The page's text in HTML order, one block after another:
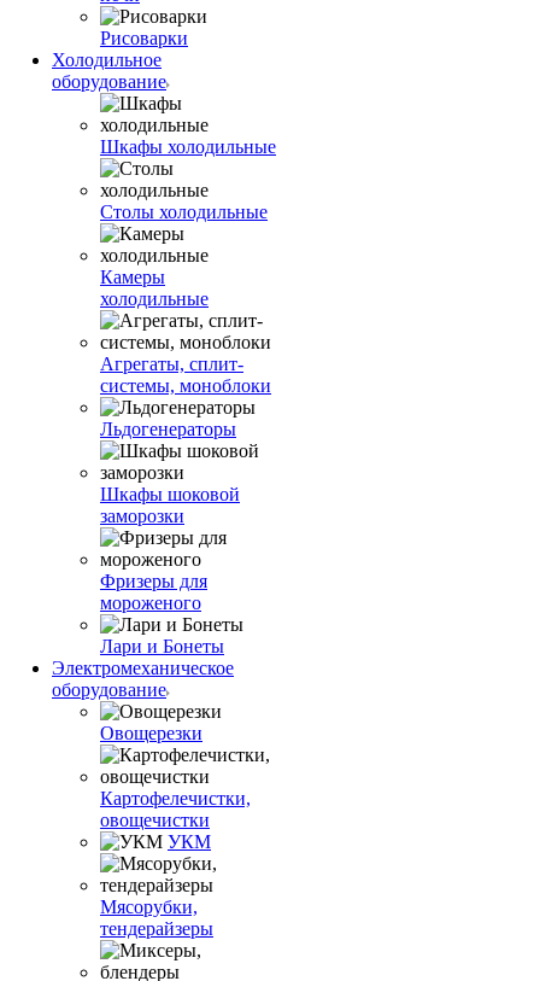
Рисоварки
Холодильное
оборудование
Шкафы холодильные
Столы холодильные
Камеры
холодильные
Агрегаты, сплит-
системы, моноблоки
Льдогенераторы
Шкафы шоковой
заморозки
Фризеры для
мороженого
Лари и Бонеты
Электромеханическое
оборудование
Овощерезки
Картофелечистки,
овощечистки
УКМ
Мясорубки,
тендерайзеры